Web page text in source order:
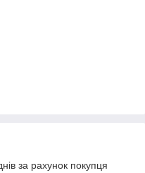
за рахунок покупця